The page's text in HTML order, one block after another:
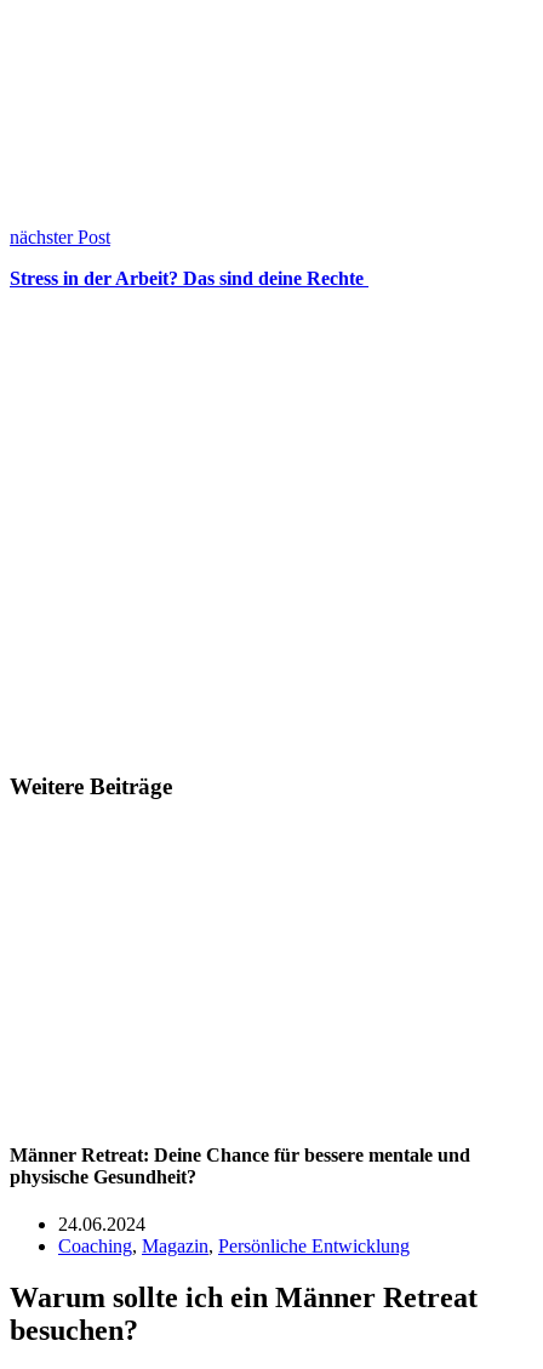
nächster Post
Stress in der Arbeit? Das sind deine Rechte
Weitere Beiträge
Männer Retreat: Deine Chance für bessere mentale und
physische Gesundheit?
24.06.2024
Coaching, Magazin, Persönliche Entwicklung
Warum sollte ich ein Männer Retreat
besuchen?